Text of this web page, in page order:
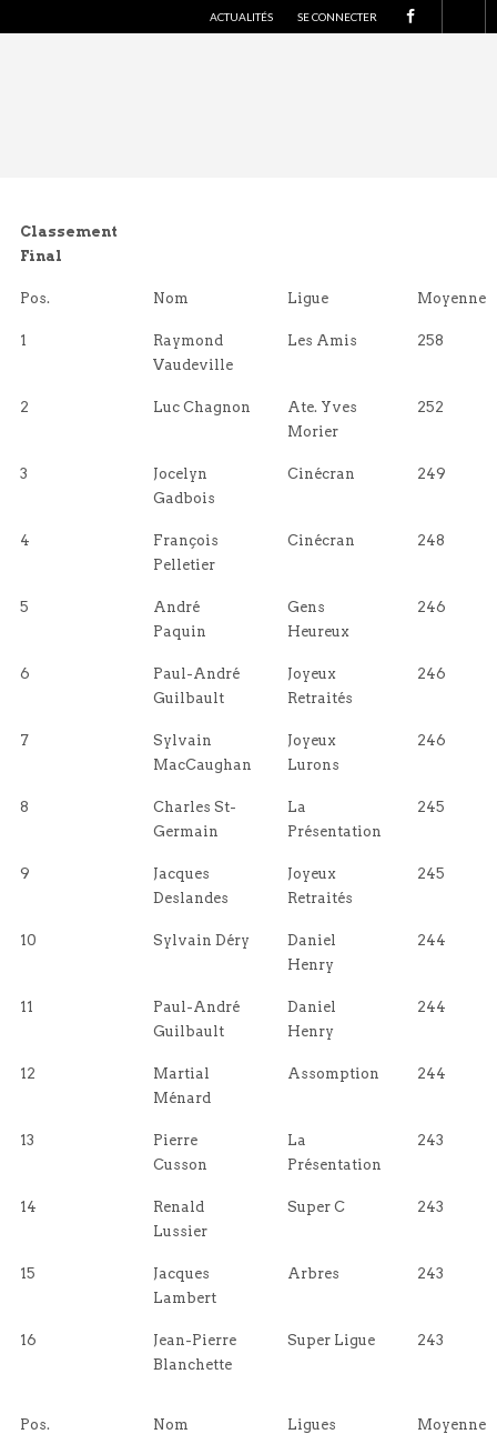
ACTUALITÉS SE CONNECTER
O
O
Classement
Final
Pos. Nom Ligue Moyenne
1
Raymond
Vaudeville
Les Amis 258
2 Luc Chagnon
Ate. Yves
Morier
252
3
Jocelyn
Gadbois
Cinécran 249
4
François
Pelletier
Cinécran 248
5
André
Paquin
Gens
Heureux
246
6
Paul-André
Guilbault
Joyeux
Retraités
246
7
Sylvain
MacCaughan
Joyeux
Lurons
246
8
Charles St-
Germain
La
Présentation
245
9
Jacques
Deslandes
Joyeux
Retraités
245
10 Sylvain Déry
Daniel
Henry
244
11
Paul-André
Guilbault
Daniel
Henry
244
12
Martial
Ménard
Assomption 244
13
Pierre
Cusson
La
Présentation
243
14
Renald
Lussier
Super C 243
15
Jacques
Lambert
Arbres 243
16
Jean-Pierre
Blanchette
Super Ligue 243
Pos. Nom Ligues Moyenne